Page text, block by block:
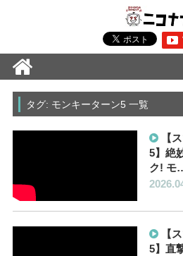
タグ: モンキーターン5 一覧
【
5】絶
ク! モ
【
5】直